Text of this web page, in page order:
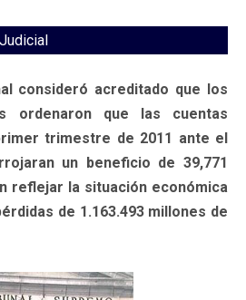
consideró acreditado que los
ordenaron que las cuentas
trimestre de 2011 ante el
un beneficio de 39,771
reflejar la situación económica
de 1.163.493 millones de